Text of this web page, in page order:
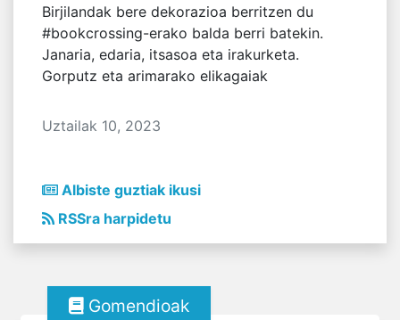
Birjilandak bere dekorazioa berritzen du
#bookcrossing-erako balda berri batekin.
Janaria, edaria, itsasoa eta irakurketa.
Gorputz eta arimarako elikagaiak
Uztailak 10, 2023
Albiste guztiak ikusi
RSSra harpidetu
Gomendioak